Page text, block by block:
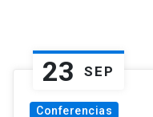
23 SEP
Conferencias